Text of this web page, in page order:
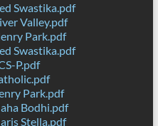
Swastika.pdf
Valley.pdf
Park.pdf
Swastika.pdf
P.pdf
Park.pdf
Bodhi.pdf
Stella.pdf